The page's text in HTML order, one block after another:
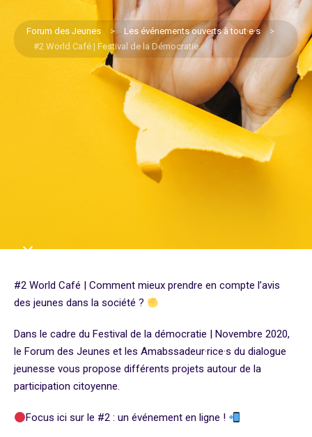
Forum des Jeunes > Les événements ouverts à tout·e·s
>
#2 World Café | Festival de la Démocratie
#2 World Café | Comment mieux prendre en compte l’avis
des jeunes dans la société ?
Dans le cadre du Festival de la démocratie | Novembre 2020,
le Forum des Jeunes et les Amabssadeur·rice·s du dialogue
jeunesse vous propose différents projets autour de la
participation citoyenne.
Focus ici sur le #2 : un événement en ligne !